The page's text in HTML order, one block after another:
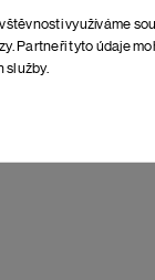
využíváme
Partneři tyto údaje
služby.